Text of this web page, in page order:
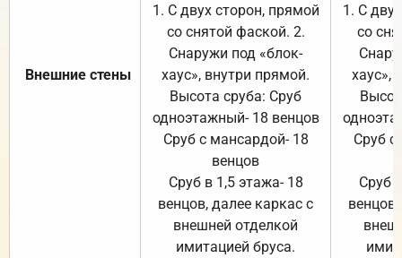
Внешние стены
1. С двух сторон, прямой
со снятой фаской. 2.
Снаружи под «блок-
хаус», внутри прямой.
Высота сруба: Сруб
одноэтажный- 18 венцов
Сруб с мансардой- 18
венцов
Сруб в 1,5 этажа- 18
венцов, далее каркас с
внешней отделкой
имитацией бруса.
1. С
со
хаус»,
Сруб с
Сруб